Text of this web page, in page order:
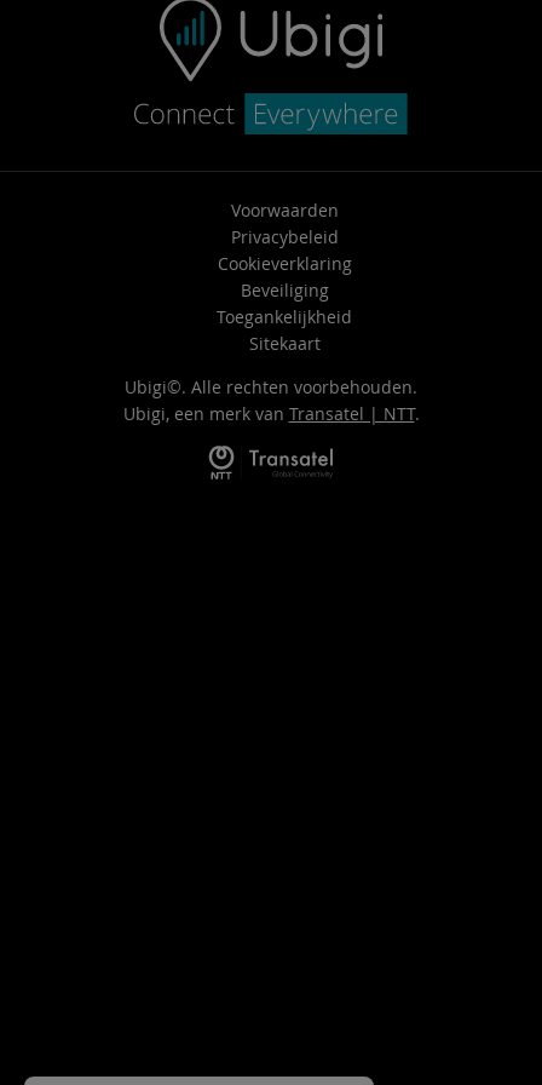
Voorwaarden
Privacybeleid
Cookieverklaring
Beveiliging
Toegankelijkheid
Sitekaart
Ubigi©. Alle rechten voorbehouden.
Ubigi, een merk van Transatel | NTT.